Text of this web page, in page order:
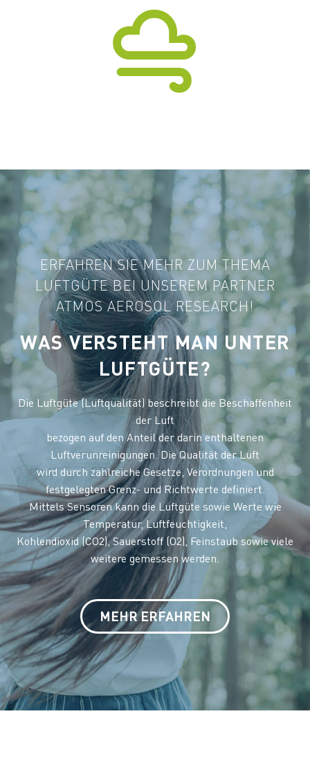


ERFAHREN SIE MEHR ZUM THEMA
LUFTGÜTE BEI UNSEREM PARTNER
ATMOS AEROSOL RESEARCH!
WAS VERSTEHT MAN UNTER
LUFTGÜTE?
Die Luftgüte (Luftqualität) beschreibt die Beschaffenheit
der Luft
bezogen auf den Anteil der darin enthaltenen
Luftverunreinigungen. Die Qualität der Luft
wird durch zahlreiche Gesetze, Verordnungen und
festgelegten Grenz- und Richtwerte definiert.
Mittels Sensoren kann die Luftgüte sowie Werte wie
Temperatur, Luftfeuchtigkeit,
Kohlendioxid (CO2), Sauerstoff (O2), Feinstaub sowie viele
weitere gemessen werden.
MEHR ERFAHREN